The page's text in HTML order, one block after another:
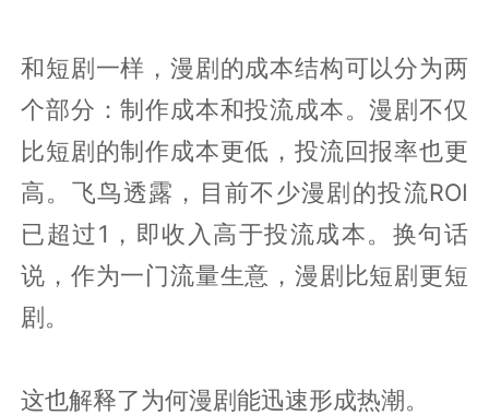
和短剧一样，漫剧的成本结构可以分为两
个部分：制作成本和投流成本。漫剧不仅
比短剧的制作成本更低，投流回报率也更
高。飞鸟透露，目前不少漫剧的投流ROI
已超过1，即收入高于投流成本。换句话
说，作为一门流量生意，漫剧比短剧更短
剧。
这也解释了为何漫剧能迅速形成热潮。